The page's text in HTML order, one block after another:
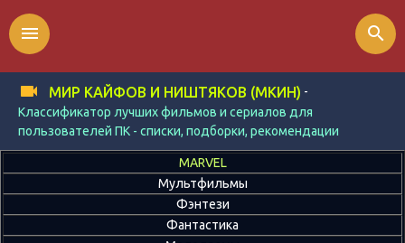
МИР КАЙФОВ И НИШТЯКОВ (МКИН) -
Классификатор лучших фильмов и сериалов для
пользователей ПК - списки, подборки, рекомендации
menu search
MARVEL
Мультфильмы
Фэнтези
Фантастика